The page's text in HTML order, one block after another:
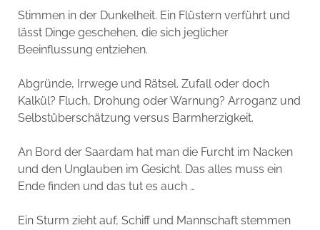
Stimmen in der Dunkelheit. Ein Flüstern verführt und
lässt Dinge geschehen, die sich jeglicher
Beeinflussung entziehen.
Abgründe, Irrwege und Rätsel. Zufall oder doch
Kalkül? Fluch, Drohung oder Warnung? Arroganz und
Selbstüberschätzung versus Barmherzigkeit.
An Bord der Saardam hat man die Furcht im Nacken
und den Unglauben im Gesicht. Das alles muss ein
Ende finden und das tut es auch …
Ein Sturm zieht auf, Schiff und Mannschaft stemmen